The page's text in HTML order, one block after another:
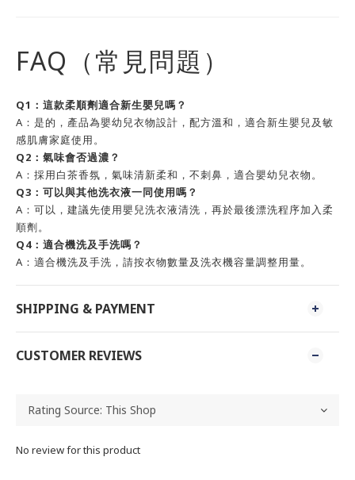
FAQ（常見問題）
Q1：這款柔順劑適合新生嬰兒嗎？
A：是的，產品為嬰幼兒衣物設計，配方溫和，適合新生嬰兒及敏
感肌膚家庭使用。
Q2：氣味會否過濃？
A：採用白茶香氛，氣味清新柔和，不刺鼻，適合嬰幼兒衣物。
Q3：可以與其他洗衣液一同使用嗎？
A：可以，建議先使用嬰兒洗衣液清洗，再於最後漂洗程序加入柔
順劑。
Q4：適合機洗及手洗嗎？
A：適合機洗及手洗，請按衣物數量及洗衣機容量調整用量。
SHIPPING & PAYMENT
CUSTOMER REVIEWS
No review for this product